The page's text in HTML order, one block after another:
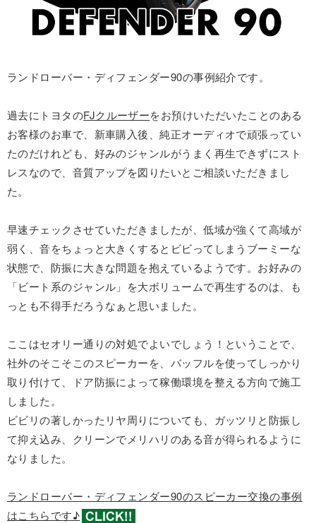
ランドローバー・ディフェンダー90の事例紹介です。
過去にトヨタのFJクルーザーをお預けいただいたことのある
お客様のお車で、新車購入後、純正オーディオで頑張ってい
たのだけれども、好みのジャンルがうまく再生できずにスト
レスなので、音質アップを図りたいとご相談いただきまし
た。
早速チェックさせていただきましたが、低域が強くて高域が
弱く、音をちょっと大きくするとビビってしまうブーミーな
状態で、防振に大きな問題を抱えているようです。お好みの
「ビート系のジャンル」を大ボリュームで再生するのは、も
っとも不得手だろうなぁと思いました。
ここはセオリー通りの対処でよいでしょう！ということで、
社外のそこそこのスピーカーを、バッフルを使ってしっかり
取り付けて、ドア防振によって稼働環境を整える方向で施工
しました。
ビビリの著しかったリヤ周りについても、ガッツリと防振し
て抑え込み、クリーンでメリハリのある音が得られるように
なりました。
ランドローバー・ディフェンダー90のスピーカー交換の事例
はこちらです♪